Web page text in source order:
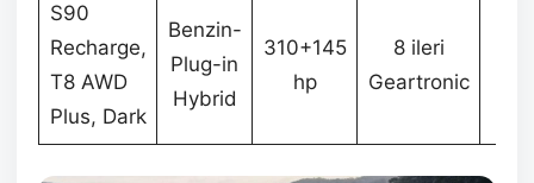
S90
Recharge,
T8 AWD
Plus, Dark
Benzin-
Plug-in
Hybrid
310+145
hp
8 ileri
Geartronic